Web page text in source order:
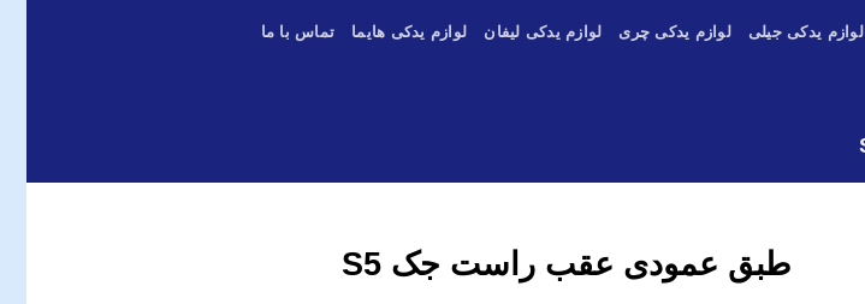
لوازم یدکی جیلی لوازم یدکی چری لوازم یدکی لیفان لوازم یدکی هایما تماس با ما
طبق عمودی عقب راست جک S5